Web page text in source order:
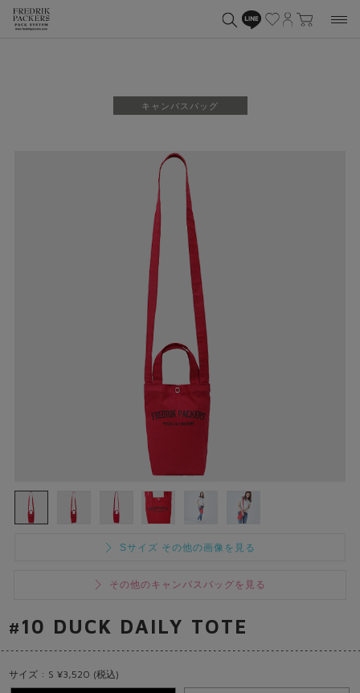
キャンバスバッグ
Sサイズ その他の画像を見る
その他のキャンバスバッグを見る
#10 DUCK DAILY TOTE
サイズ : S ¥3,520 (税込)